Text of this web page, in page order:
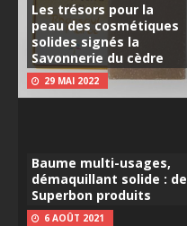
Les trésors pour la
peau des cosmétiques
solides signés la
Savonnerie du cèdre
29 MAI 2022
Baume multi-usages,
démaquillant solide : de
Superbon produits
6 AOÛT 2021